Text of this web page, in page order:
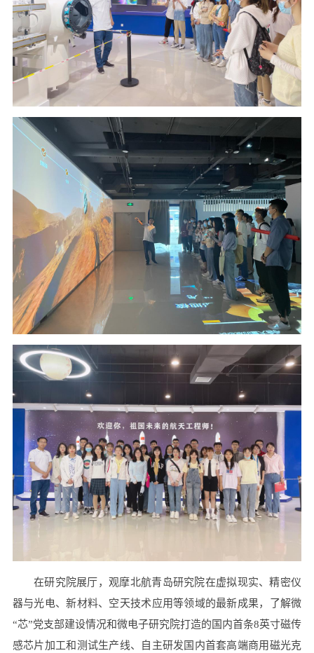
在研究院展厅，观摩北航青岛研究院在虚拟现实、精密仪
器与光电、新材料、空天技术应用等领域的最新成果，了解微
“芯”党支部建设情况和微电子研究院打造的国内首条8英寸磁传
感芯片加工和测试生产线、自主研发国内首套高端商用磁光克